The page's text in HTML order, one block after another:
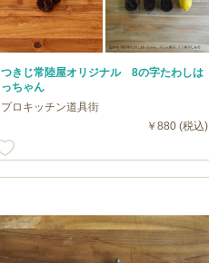
つきじ常陸屋オリジナル 8の字たわしは
っちゃん
プロキッチン道具街
￥880 (税込)